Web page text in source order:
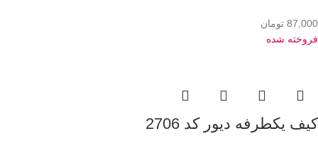
87,000 تومان
فروخته شده
کیف یکطرفه دیور کد 2706